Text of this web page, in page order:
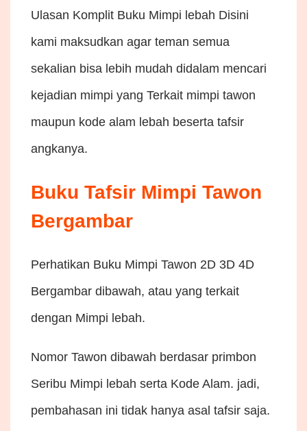
Ulasan Komplit Buku Mimpi lebah Disini
kami maksudkan agar teman semua
sekalian bisa lebih mudah didalam mencari
kejadian mimpi yang Terkait mimpi tawon
maupun kode alam lebah beserta tafsir
angkanya.
Buku Tafsir Mimpi Tawon
Bergambar
Perhatikan Buku Mimpi Tawon 2D 3D 4D
Bergambar dibawah, atau yang terkait
dengan Mimpi lebah.
Nomor Tawon dibawah berdasar primbon
Seribu Mimpi lebah serta Kode Alam. jadi,
pembahasan ini tidak hanya asal tafsir saja.